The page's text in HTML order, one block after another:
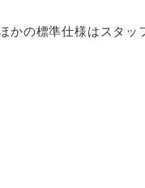
かの標準仕様はスタッ